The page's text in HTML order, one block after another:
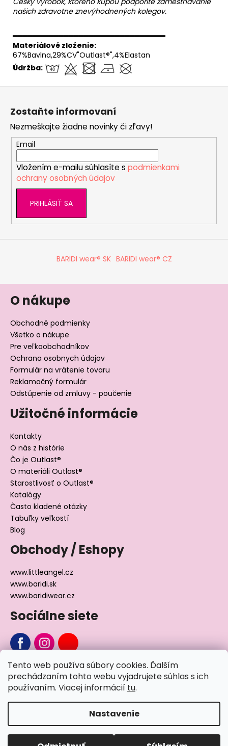
Tento web používa súbory cookies. Ďalším
prechádzaním tohto webu vyjadrujete súhlas s ich
používaním. Viacej informácií tu.
Nastavenie
našich zdravotne znevýhodnených kolegov.
══════════════════════════════
Materiálové zloženie:
67%Bavlna,29%CV"Outlast®",4%Elastan
Údržba:
Zostaňte informovaní
Nezmeškajte žiadne novinky či zľavy!
Email
Vložením e-mailu súhlasíte s podmienkami
ochrany osobných údajov
PRIHLÁSIŤ SA
BARIDI wear® SK BARIDI wear® CZ
O nákupe
Obchodné podmienky
Všetko o nákupe
Pre veľkoobchodníkov
Ochrana osobnych údajov
Formulár na vrátenie tovaru
Reklamačný formulár
Odstúpenie od zmluvy - poučenie
Užitočné informácie
Kontakty
O nás z histórie
Čo je Outlast®
O materiáli Outlast®
Starostlivosť o Outlast®
Katalógy
Často kladené otázky
Tabuľky veľkostí
Blog
Obchody / Eshopy
www.littleangel.cz
www.baridi.sk
www.baridiwear.cz
Sociálne siete
Chcete sa nás na niečo opýtať?
Vytvoril Shoptet